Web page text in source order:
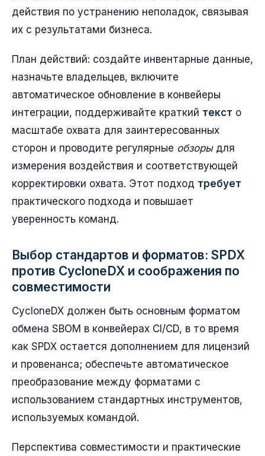
действия по устранению неполадок, связывая
их с результатами бизнеса.
План действий: создайте инвентарные данные,
назначьте владельцев, включите
автоматическое обновление в конвейеры
интеграции, поддерживайте краткий текст о
масштабе охвата для заинтересованных
сторон и проводите регулярные обзорыдля
измерения воздействия и соответствующей
корректировки охвата. Этот подход требует
практического подхода и повышает
уверенность команд.
Выбор стандартов и форматов: SPDX
против CycloneDX и соображения по
совместимости
CycloneDX должен быть основным форматом
обмена SBOM в конвейерах CI/CD, в то время
как SPDX остается дополнением для лицензий
и провенанса; обеспечьте автоматическое
преобразование между форматами с
использованием стандартных инструментов,
используемых командой.
Перспектива совместимости и практические